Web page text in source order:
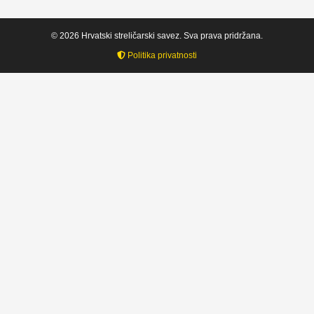
© 2026 Hrvatski streličarski savez. Sva prava pridržana.
Politika privatnosti